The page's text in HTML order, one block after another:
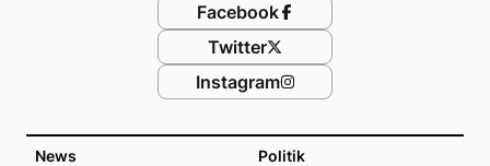
News Politik
Facebook
Twitter
Instagram